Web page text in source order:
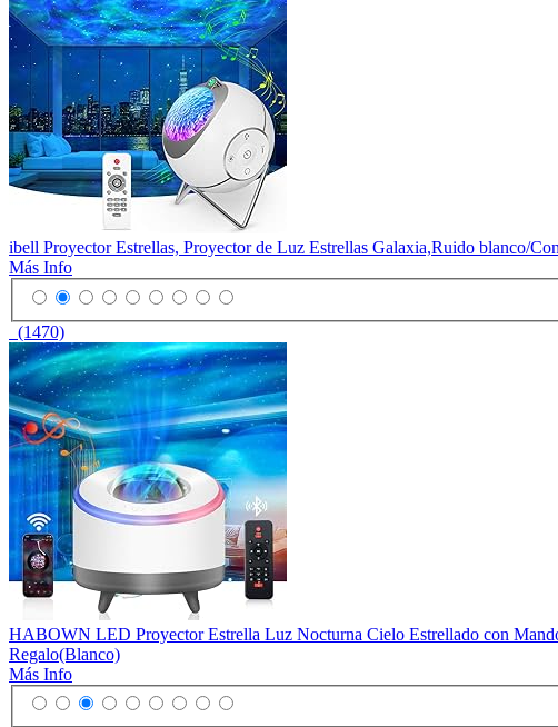
ibell Proyector Estrellas, Proyector de Luz Estrellas Galaxia,Ruido blanco/
Más Info
(1470)
HABOWN LED Proyector Estrella Luz Nocturna Cielo Estrellado con
Regalo(Blanco)
Más Info